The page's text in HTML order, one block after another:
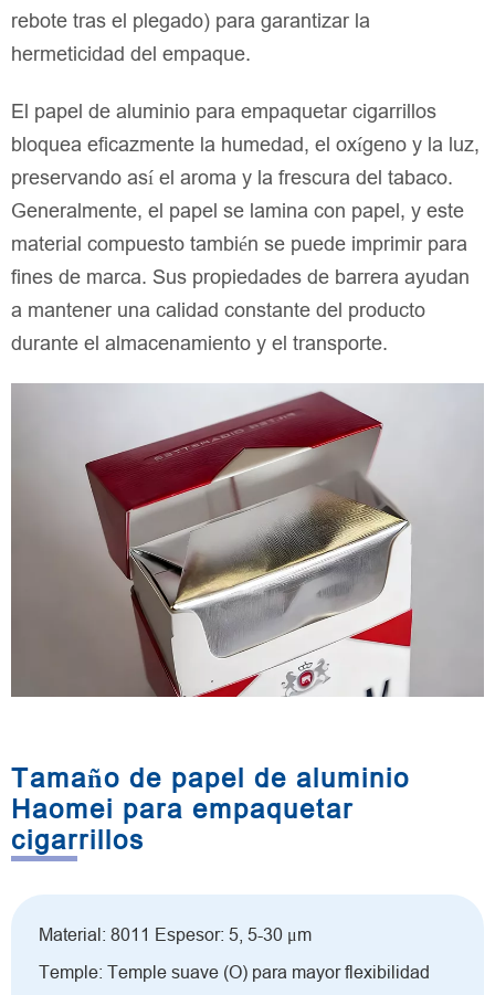
rebote tras el plegado) para garantizar la
hermeticidad del empaque.
El papel de aluminio para empaquetar cigarrillos
bloquea eficazmente la humedad, el oxígeno y la luz,
preservando así el aroma y la frescura del tabaco.
Generalmente, el papel se lamina con papel, y este
material compuesto también se puede imprimir para
fines de marca. Sus propiedades de barrera ayudan
a mantener una calidad constante del producto
durante el almacenamiento y el transporte.
Tamaño de papel de aluminio
Haomei para empaquetar
cigarrillos
Material: 8011 Espesor: 5, 5-30 μm
Temple: Temple suave (O) para mayor flexibilidad